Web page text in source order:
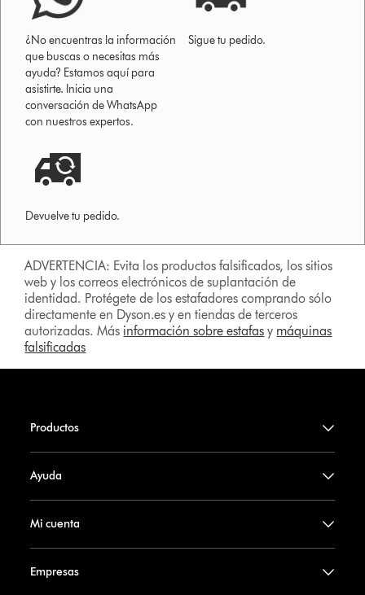
¿No encuentras la información
que buscas o necesitas más
ayuda? Estamos aquí para
asistirte. Inicia una
conversación de WhatsApp
con nuestros expertos.
Sigue tu pedido.
Devuelve tu pedido.
ADVERTENCIA: Evita los productos falsificados, los sitios
web y los correos electrónicos de suplantación de
identidad. Protégete de los estafadores comprando sólo
directamente en Dyson.es y en tiendas de terceros
autorizadas. Más información sobre estafas y máquinas
falsificadas
Productos
Ayuda
Mi cuenta
Empresas